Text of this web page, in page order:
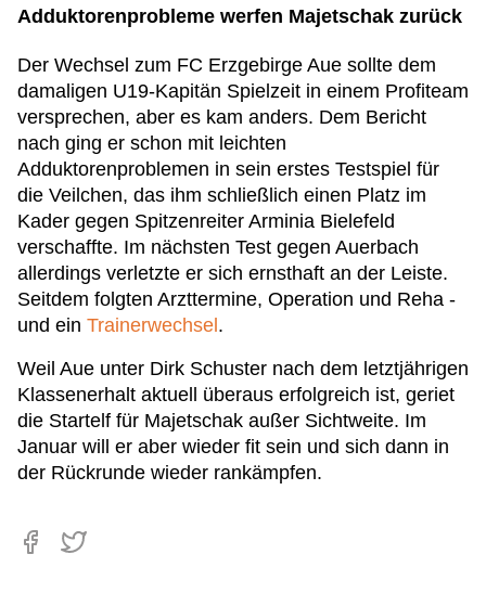
Adduktorenprobleme werfen Majetschak zurück
Der Wechsel zum FC Erzgebirge Aue sollte dem
damaligen U19-Kapitän Spielzeit in einem Profiteam
versprechen, aber es kam anders. Dem Bericht
nach ging er schon mit leichten
Adduktorenproblemen in sein erstes Testspiel für
die Veilchen, das ihm schließlich einen Platz im
Kader gegen Spitzenreiter Arminia Bielefeld
verschaffte. Im nächsten Test gegen Auerbach
allerdings verletzte er sich ernsthaft an der Leiste.
Seitdem folgten Arzttermine, Operation und Reha -
und ein Trainerwechsel .
Weil Aue unter Dirk Schuster nach dem letztjährigen
Klassenerhalt aktuell überaus erfolgreich ist, geriet
die Startelf für Majetschak außer Sichtweite. Im
Januar will er aber wieder fit sein und sich dann in
der Rückrunde wieder rankämpfen.